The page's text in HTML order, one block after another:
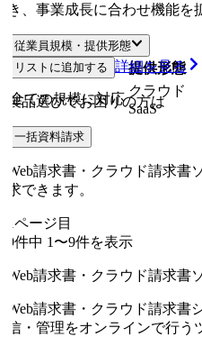
、事業成長に合わせ機能を拡
従業員規模・提供形態
従業員規模
提供形態
ての規模に対応
クラウド
SaaS
リストに追加する 詳細を見る
品選びでお困りの方は
一括資料請求
請求書・クラウド請求書ソ
できます。
ページ目
件中1 〜9件を表示
請求書・クラウド請求書ソ
請求書・クラウド請求書シ
・管理をオンラインで行う